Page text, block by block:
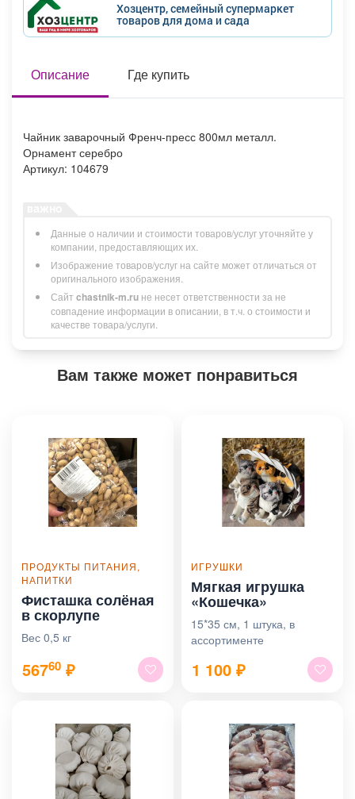
ТВ программа Я - пенсионер
Хозцентр, семейный супермаркет
товаров для дома и сада
Описание Где купить
Чайник заварочный Френч-пресс 800мл металл.
Орнамент серебро
Артикул: 104679
Данные о наличии и стоимости товаров/услуг уточняйте у
компании, предоставляющих их.
Изображение товаров/услуг на сайте может отличаться от
оригинального изображения.
Сайт chastnik-m.ru не несет ответственности за не
совпадение информации в описании, в т.ч. о стоимости и
качестве товара/услуги.
Вам также может понравиться
ПРОДУКТЫ ПИТАНИЯ,
НАПИТКИ
Фисташка солёная
в скорлупе
Вес 0,5 кг
56760 ₽
ИГРУШКИ
Мягкая игрушка
«Кошечка»
15*35 см, 1 штука, в
ассортименте
1 100 ₽